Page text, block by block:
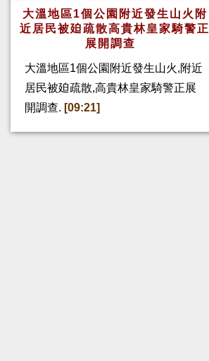
大溫地區1個公園附近發生山火附
近居民被廹疏散高貴林皇家騎警正
展開調查
大溫地區1個公園附近發生山火,附近
居民被廹疏散,高貴林皇家騎警正展
開調查. [09:21]